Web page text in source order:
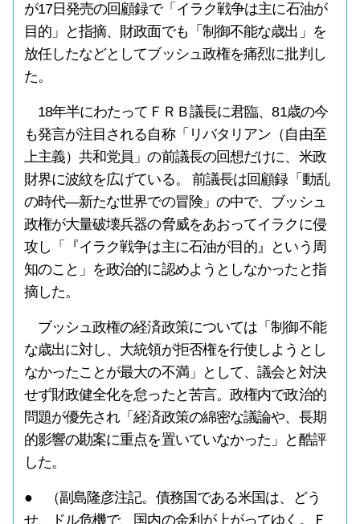
が17日発売の回顧録で「イラク戦争は主に石油が
目的」と指摘、財政面でも「制御不能な歳出」を
放任したなどとしてブッシュ政権を痛烈に批判し
た。
18年半にわたってＦＲＢ議長に君臨、81歳の今
も発言が注目される自称「リバタリアン（自由至
上主義）共和党員」の前議長の回想だけに、米政
財界に波紋を広げている。 前議長は回顧録「動乱
の時代―新たな世界での冒険」の中で、ブッシュ
政権が大量破壊兵器の脅威をあおってイラクに侵
攻し「『イラク戦争は主に石油が目的』という周
知のこと」を政治的に認めようとしなかったと指
摘した。
ブッシュ政権の経済政策については「制御不能
な歳出に対し、大統領が拒否権を行使しようとし
なかったことが最大の不満」として、議会と対決
せず財政健全化を怠ったと苦言。政権内で政治的
問題が優先され「経済政策の綿密な議論や、長期
的影響の勘案に重点を置いていなかった」と酷評
した。
● （副島隆彦注記。債務国である米国は、どう
せ、ドル危機で、国内の金利が上がってゆく。Ｆ